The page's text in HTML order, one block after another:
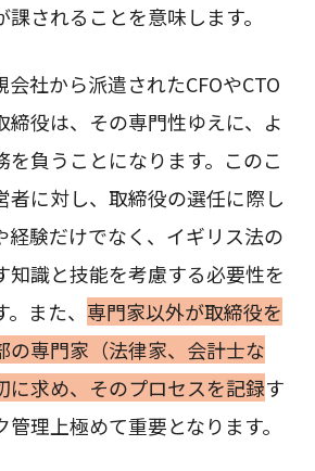
されることを意味します。
社から派遣されたCFOやCTO
締役は、その専門性ゆえに、よ
を負うことになります。このこ
者に対し、取締役の選任に際し
経験だけでなく、イギリス法の
知識と技能を考慮する必要性を
また、 専門家以外が取締役を
の専門家（法律家、会計士な
に求め、そのプロセスを記録す
理上極めて重要となります。